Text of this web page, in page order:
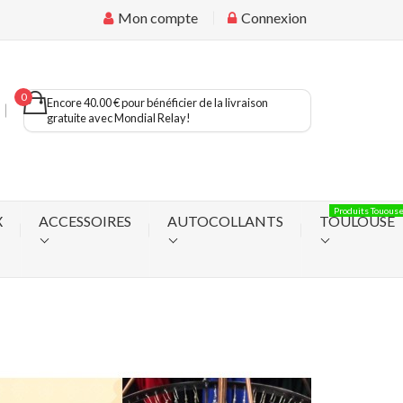
Mon compte Connexion
0
Encore 40.00 € pour bénéficier de la livraison
gratuite avec Mondial Relay!
ACCESSOIRES AUTOCOLLANTS TOULOUSE
Produits Tououse